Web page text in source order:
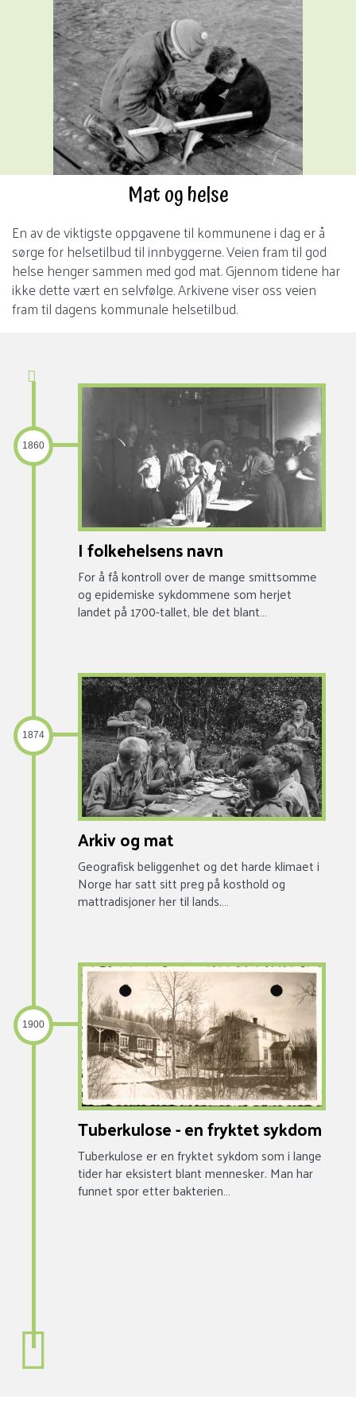
Mat og helse
En av de viktigste oppgavene til kommunene i dag er å
sørge for helsetilbud til innbyggerne. Veien fram til god
helse henger sammen med god mat. Gjennom tidene har
ikke dette vært en selvfølge. Arkivene viser oss veien
fram til dagens kommunale helsetilbud.
1860
I folkehelsens navn
For å få kontroll over de mange smittsomme
og epidemiske sykdommene som herjet
landet på 1700-tallet, ble det blant…
1874
Arkiv og mat
Geografisk beliggenhet og det harde klimaet i
Norge har satt sitt preg på kosthold og
mattradisjoner her til lands.…
1900
Tuberkulose - en fryktet sykdom
Tuberkulose er en fryktet sykdom som i lange
tider har eksistert blant mennesker. Man har
funnet spor etter bakterien…